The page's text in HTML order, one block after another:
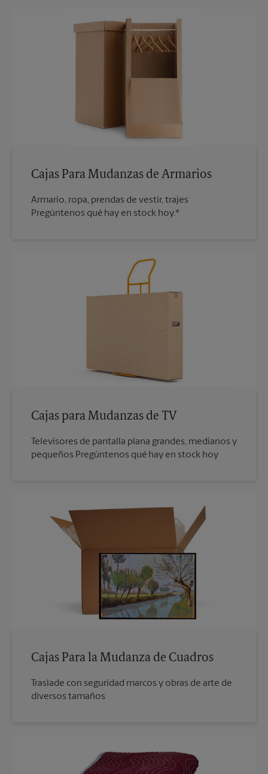
Cajas Para Mudanzas de Armarios
Armario, ropa, prendas de vestir, trajes
Pregúntenos qué hay en stock hoy.*
Cajas para Mudanzas de TV
Televisores de pantalla plana grandes, medianos y
pequeños Pregúntenos qué hay en stock hoy
Cajas Para la Mudanza de Cuadros
Traslade con seguridad marcos y obras de arte de
diversos tamaños